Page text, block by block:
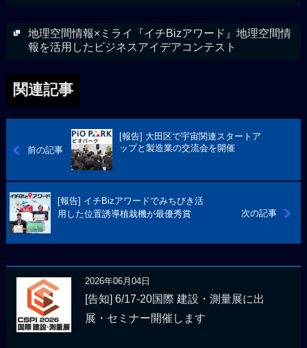
地理空間情報×ミライ『イチBizアワード』地理空間情
報を活用したビジネスアイデアコンテスト
関連記事
前の記事
[報告] 大田区で宇宙関連スタートア
ップと製造業の交流会を開催
次の記事
[報告] イチBizアワードでみちびき活
用した位置誘導植栽機が最優秀賞
2026年06月04日
[告知] 6/17-20国際 建設・測量展に出
展・セミナー開催します